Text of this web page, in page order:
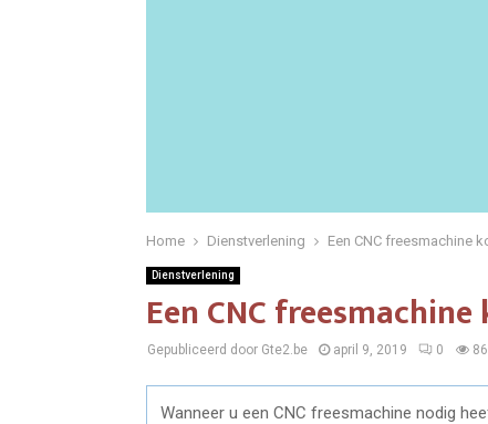
Home Dienstverlening Een CNC freesmachine
Dienstverlening
Een CNC
Gepubliceerd door Gte2.be april 9, 2019 0
Wanneer u een CNC freesmachine nodig